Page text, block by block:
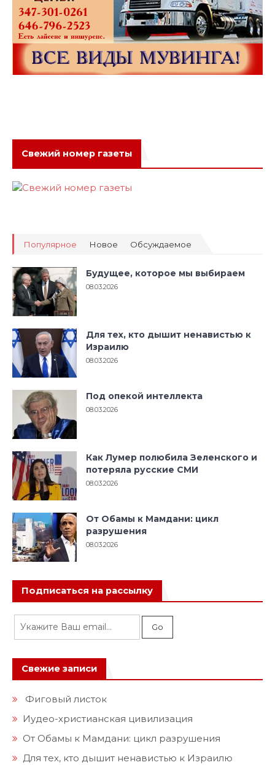
Свежий номер газеты
Популярное Новое Обсуждаемое
Будущее, которое мы выбираем
08.03.2026
Для тех, кто дышит ненавистью к
Израилю
08.03.2026
Под опекой интеллекта
08.03.2026
Как Лумер полюбила Зеленского и
потеряла русские СМИ
08.03.2026
От Обамы к Мамдани: цикл
разрушения
08.03.2026
Подписаться на рассылку
Свежие записи
Фиговый листок
Иудео-христианская цивилизация
От Обамы к Мамдани: цикл разрушения
Для тех, кто дышит ненавистью к Израилю